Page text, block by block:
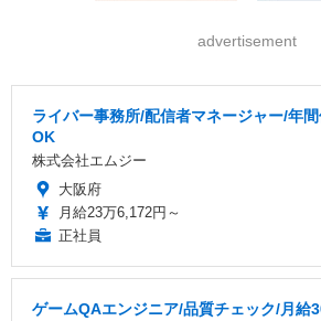
advertisement
ライバー事務所/配信者マネージャー/年
OK
株式会社エムジー
大阪府
月給23万6,172円～
正社員
ゲームQAエンジニア/品質チェック/月給